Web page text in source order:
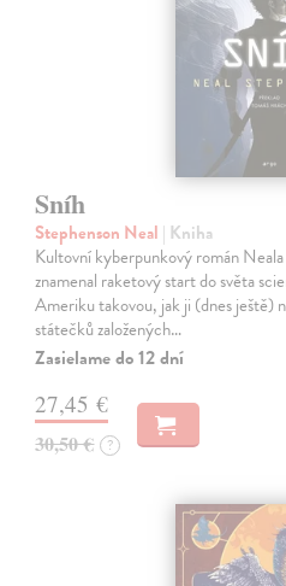
Sníh
Stephenson Neal | Kniha
Kultovní kyberpunkový román
znamenal raketový start do světa
Ameriku takovou, jak ji (dnes ještě)
státečků založených…
Zasielame do 12 dní
27,45 €
30,50 € ?